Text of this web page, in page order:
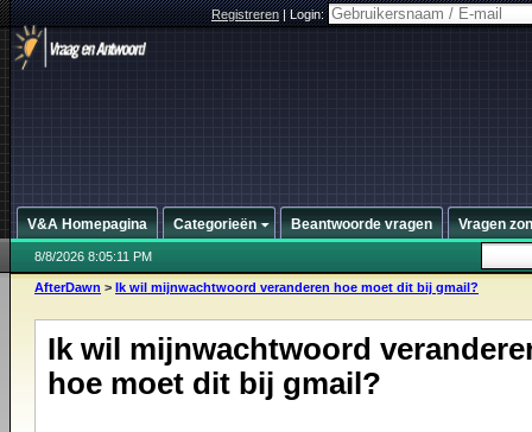
Registreren|Login:
V&A Homepagina Categorieën Beantwoorde vragen Vragen
8/8/2026 8:05:11 PM
AfterDawn > Ik wil mijnwachtwoord veranderen hoe moet dit bij gmail?
Ik wil mijnwachtwoord
hoe moet dit bij gmail?